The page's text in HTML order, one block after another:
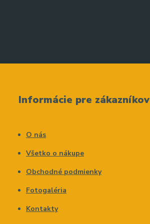
Informácie pre zákazníkov
O nás
Všetko o nákupe
Obchodné podmienky
Fotogaléria
Kontakty